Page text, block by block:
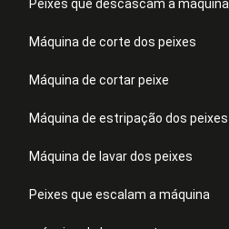
Peixes que descascam a máquina
Máquina de corte dos peixes
Máquina de cortar peixe
Máquina de estripação dos peixes
Máquina de lavar dos peixes
Peixes que escalam a máquina